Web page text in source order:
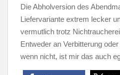
Die Abholversion des
Liefervariante extrem lecker
vermutlich trotz
Entweder an Verbitterung
wenn nicht, ist mir das auch